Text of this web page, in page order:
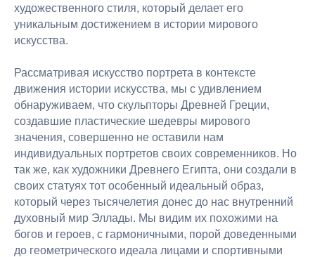
художественного стиля, который делает его
уникальным достижением в истории мирового
искусства.
Рассматривая искусство портрета в контексте
движения истории искусства, мы с удивлением
обнаруживаем, что скульпторы Древней Греции,
создавшие пластические шедевры мирового
значения, совершенно не оставили нам
индивидуальных портретов своих современников. Но
так же, как художники Древнего Египта, они создали в
своих статуях тот особенный идеальный образ,
который через тысячелетия донес до нас внутренний
духовный мир Эллады. Мы видим их похожими на
богов и героев, с гармоничными, порой доведенными
до геометрического идеала лицами и спортивными